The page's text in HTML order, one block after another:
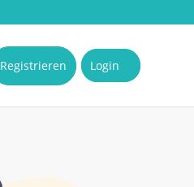
Registrieren Login